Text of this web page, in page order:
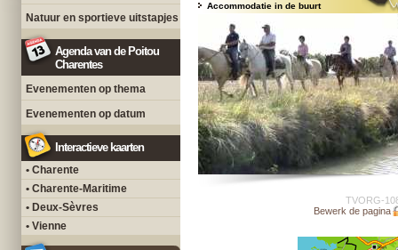
Natuur en sportieve uitstapjes
Agenda van de Poitou
Charentes
Evenementen op thema
Evenementen op datum
Interactieve kaarten
• Charente
• Charente-Maritime
• Deux-Sèvres
• Vienne
Accommodatie in de buurt
TVORG-
Bewerk de pagina